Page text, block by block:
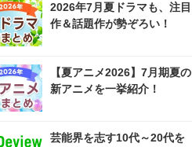
2026年7月夏ドラマも、注目
作＆話題作が勢ぞろい！
【夏アニメ2026】7月期夏の
新アニメを一挙紹介！
芸能界を志す10代～20代を